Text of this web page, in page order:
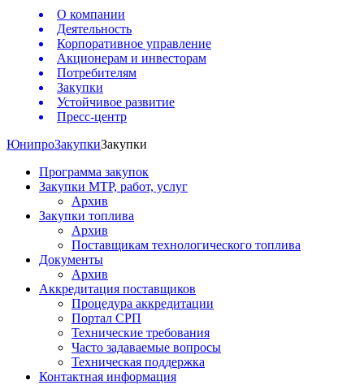
О компании
Деятельность
Корпоративное управление
Акционерам и инвесторам
Потребителям
Закупки
Устойчивое развитие
Пресс-центр
ЮнипроЗакупкиЗакупки
Программа закупок
Закупки МТР, работ, услуг
Архив
Закупки топлива
Архив
Поставщикам технологического топлива
Документы
Архив
Аккредитация поставщиков
Процедура аккредитации
Портал СРП
Технические требования
Часто задаваемые вопросы
Техническая поддержка
Контактная информация